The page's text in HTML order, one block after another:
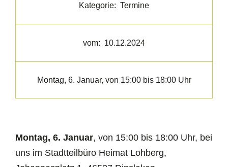
Kategorie: Termine
vom: 10.12.2024
Montag, 6. Januar, von 15:00 bis 18:00 Uhr
Montag, 6. Januar, von 15:00 bis 18:00 Uhr, bei
uns im Stadtteilbüro Heimat Lohberg,